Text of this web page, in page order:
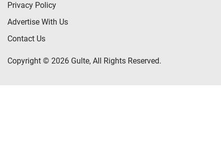
Privacy Policy
Advertise With Us
Contact Us
Copyright © 2026 Gulte, All Rights Reserved.